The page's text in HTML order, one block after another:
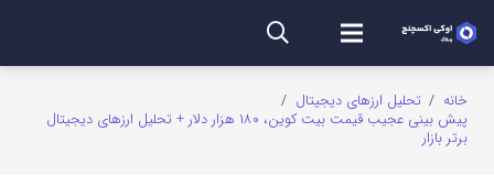
خانه / تحلیل ارزهای دیجیتال /
پیش بینی عجیب قیمت بیت کوین، ۱۸۰ هزار دلار + تحلیل ارزهای دیجیتال
برتر بازار